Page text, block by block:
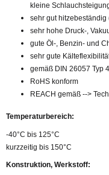
kleine
sehr gut
sehr hohe Druck-,
gute Öl-, Benzin- und
sehr gute
gemäß DIN 26057 Typ 4
RoHS konform
REACH gemäß -->
Temperaturbereich:
-40°C bis 125°C
kurzzeitig bis 150°C
Konstruktion, Werkstoff: